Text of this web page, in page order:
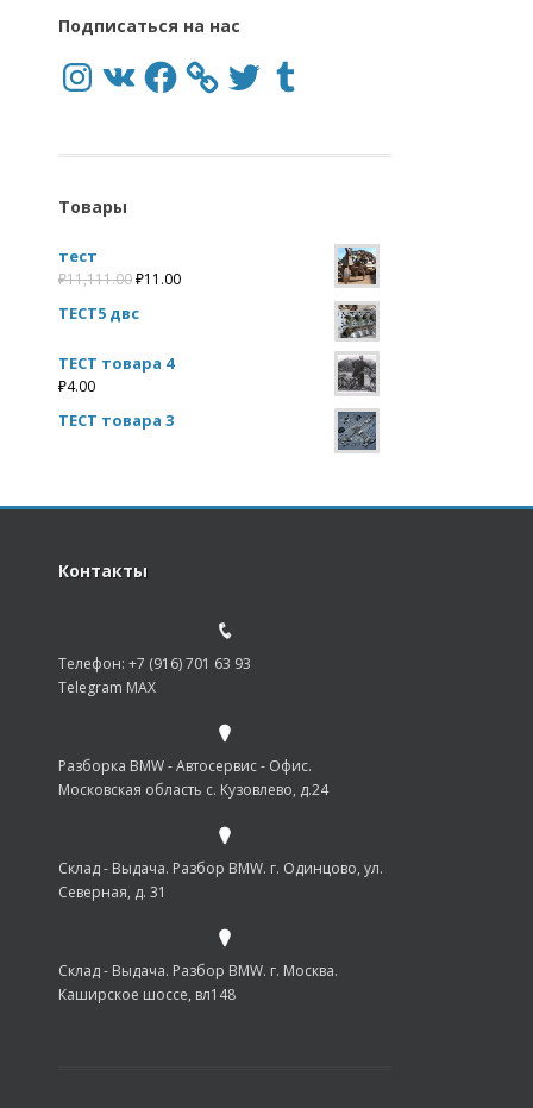
Разборка BMW Ногинск
Разборка BMW Смоленск
Разборка BMW Ставрополь
Разборка BMW Старый Оскол
Разборка BMW Стерлитамак
Разборка BMW Сургут
Подписаться на нас
Instagram
VK Facebook Twitter Tumblr
Товары
тест
₽11,111.00₽11.00
ТЕСТ5 двс
ТЕСТ товара 4
₽4.00
ТЕСТ товара 3
Контакты
Телефон: +7 (916) 701 63 93
Telegram MAX
Разборка BMW - Автосервис - Офис.
Московская область с. Кузовлево, д.24
Склад - Выдача. Разбор BMW. г. Одинцово, ул.
Северная, д. 31
Склад - Выдача. Разбор BMW. г. Москва.
Каширское шоссе, вл148